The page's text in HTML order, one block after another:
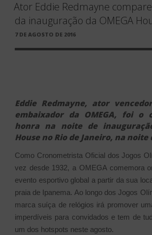
Ator Eddie Redmayne
da inauguração da OMEGA
PUBLICADO
7 DE AGOSTO DE 2016
Eddie Redmayne, ator
embaixador da OMEGA, foi o
honra na noite de
House no Rio de Janeiro, na noite
Como Cronometrista Oficial dos Jogos
vez desde 1932, a OMEGA comemora
evento esportivo global a partir da sua
praia de Ipanema. Ao longo dos Jogos
marca suíça de relógios irá promover
imperdíveis para convidados e tem de
um dos hotspots neste agosto.